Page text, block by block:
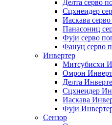
Делта серво
Сцхнеидер
Иаскава
Панасониц
Фуји серво
Фануц серво
Инвертер
Митсубисхи
Омрон
Делта
Сцхнеидер
Иаскава
Фуји
Сензор